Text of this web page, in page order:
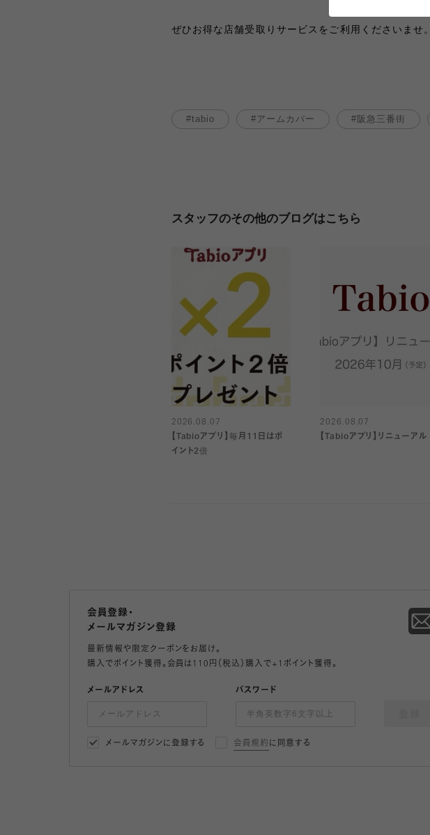
ぜひお得な店舗受取りサービスをご利用くださいませ。
tabio アームカバー 阪急三番街
スタッフのその他のブログはこちら
2026.08.07
【Tabioアプリ】毎月11日はポ
イント2倍
2026.08.07
【Tabioアプリ】リニューアル
会員登録・
メールマガジン登録
最新情報や限定クーポンをお届け。
購入でポイント獲得。会員は110円（税込）購入で+1ポイント獲得。
メールアドレス パスワード
メールマガジンに登録する 会員規約 に同意する